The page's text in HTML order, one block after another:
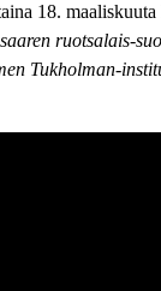
18.
ruotsalais-
Tukholman-